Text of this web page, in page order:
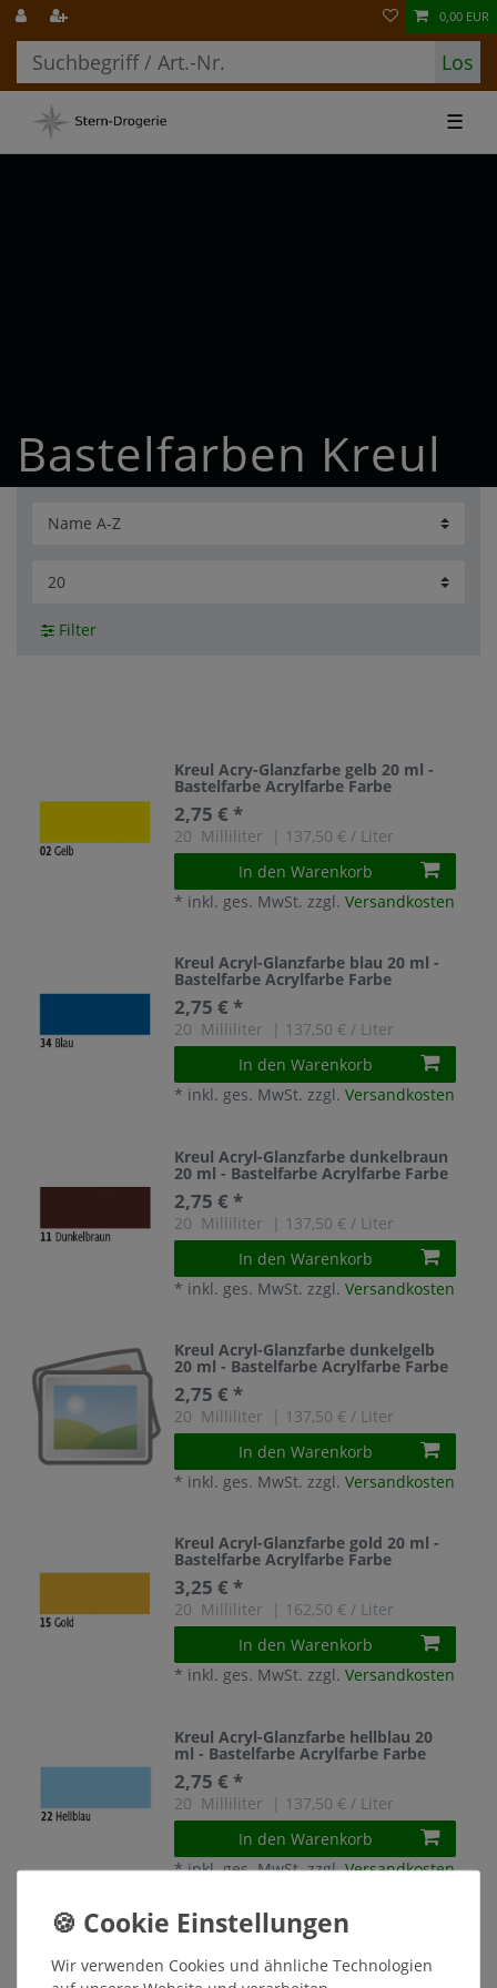
Los
0,00 EUR
☰
Bastelfarben Kreul
Filter
Kreul Acry-Glanzfarbe gelb 20 ml -
Bastelfarbe Acrylfarbe Farbe
2,75 € *
20 Milliliter
| 137,50 € / Liter
In den Warenkorb
* inkl. ges. MwSt. zzgl.Versandkosten
Kreul Acryl-Glanzfarbe blau 20 ml -
Bastelfarbe Acrylfarbe Farbe
2,75 € *
20 Milliliter
| 137,50 € / Liter
In den Warenkorb
* inkl. ges. MwSt. zzgl.Versandkosten
Kreul Acryl-Glanzfarbe dunkelbraun
20 ml - Bastelfarbe Acrylfarbe Farbe
2,75 € *
20 Milliliter
| 137,50 € / Liter
In den Warenkorb
* inkl. ges. MwSt. zzgl.Versandkosten
Kreul Acryl-Glanzfarbe dunkelgelb
20 ml - Bastelfarbe Acrylfarbe Farbe
2,75 € *
20 Milliliter
| 137,50 € / Liter
In den Warenkorb
* inkl. ges. MwSt. zzgl.Versandkosten
Kreul Acryl-Glanzfarbe gold 20 ml -
Bastelfarbe Acrylfarbe Farbe
3,25 € *
20 Milliliter
| 162,50 € / Liter
In den Warenkorb
* inkl. ges. MwSt. zzgl.Versandkosten
Kreul Acryl-Glanzfarbe hellblau 20
ml - Bastelfarbe Acrylfarbe Farbe
2,75 € *
20 Milliliter
| 137,50 € / Liter
In den Warenkorb
*inkl. ges. MwSt.zzgl.Versandkosten
Kreul Acryl-Glanzfarbe himmelblau
2,75 € *
Wir verwenden Cookies und ähnliche Technologien